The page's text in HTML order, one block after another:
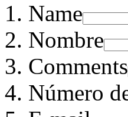
Name
Nombre
Comments
Número